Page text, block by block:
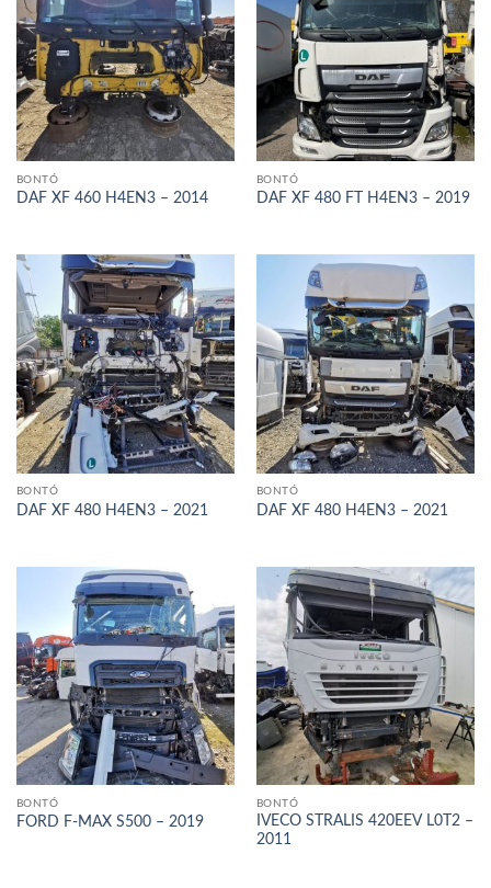
BONTÓ
DAF XF 460 H4EN3 – 2014
BONTÓ
DAF XF 480 FT H4EN3 – 2019
BONTÓ
DAF XF 480 H4EN3 – 2021
BONTÓ
DAF XF 480 H4EN3 – 2021
BONTÓ
FORD F-MAX S500 – 2019
BONTÓ
IVECO STRALIS 420EEV L0T2 –
2011